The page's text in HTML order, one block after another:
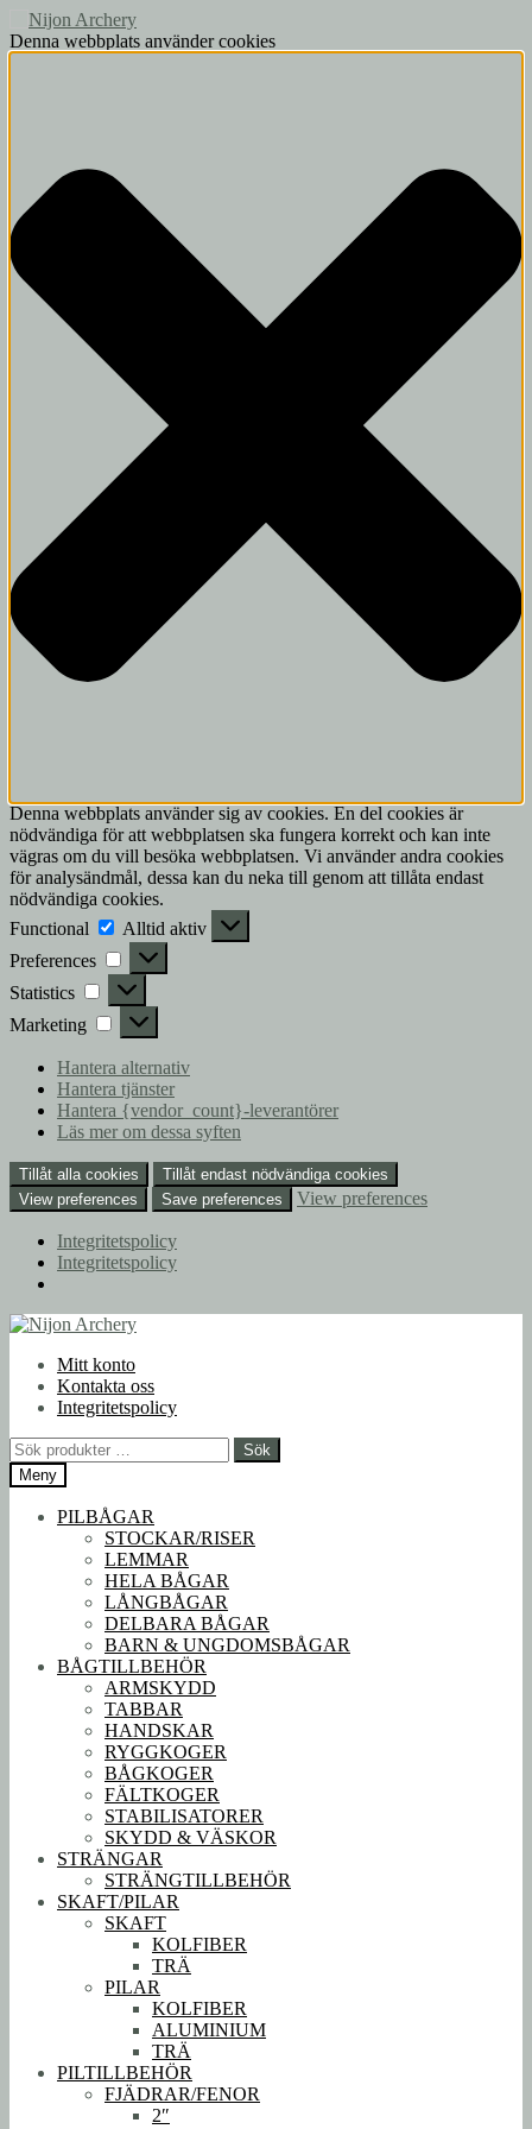
Denna webbplats använder cookies
Denna webbplats använder sig av cookies. En del cookies är
nödvändiga för att webbplatsen ska fungera korrekt och kan inte
vägras om du vill besöka webbplatsen. Vi använder andra cookies
för analysändmål, dessa kan du neka till genom att tillåta endast
nödvändiga cookies.
Functional
Functional
Alltid aktiv
Preferences
Preferences
Statistics Statistics
Marketing Marketing
Hantera alternativ
Hantera tjänster
Hantera {vendor_count}-leverantörer
Läs mer om dessa syften
Tillåt alla cookies
Tillåt endast nödvändiga cookies
View preferences
Save preferences View preferences
Integritetspolicy
Integritetspolicy
Hoppa
navigering
Hoppa
innehållMitt konto
Kontakta oss
Integritetspolicy
Sök
efter:
Sök
Meny
PILBÅGAR
STOCKAR/RISER
LEMMAR
HELA BÅGAR
LÅNGBÅGAR
DELBARA BÅGAR
BARN & UNGDOMSBÅGAR
BÅGTILLBEHÖR
ARMSKYDD
TABBAR
HANDSKAR
RYGGKOGER
BÅGKOGER
FÄLTKOGER
STABILISATORER
SKYDD & VÄSKOR
STRÄNGAR
STRÄNGTILLBEHÖR
SKAFT/PILAR
SKAFT
KOLFIBER
TRÄ
PILAR
KOLFIBER
ALUMINIUM
TRÄ
PILTILLBEHÖR
FJÄDRAR/FENOR
2″